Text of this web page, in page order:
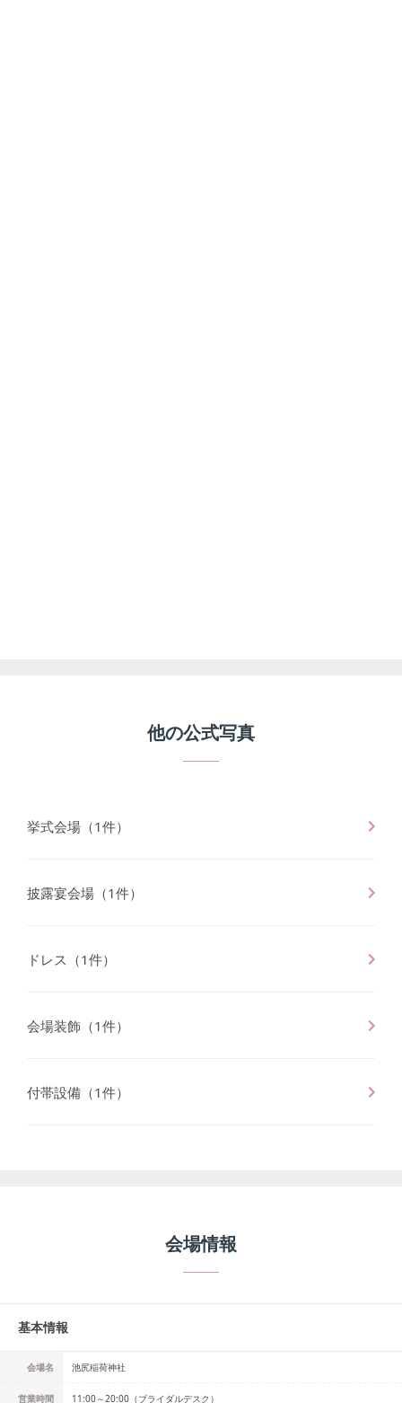
他の公式写真
挙式会場 （1件）
披露宴会場 （1件）
ドレス （1件）
会場装飾 （1件）
付帯設備 （1件）
会場情報
基本情報
会場名 池尻稲荷神社
営業時間 11:00～20:00（ブライダルデスク）